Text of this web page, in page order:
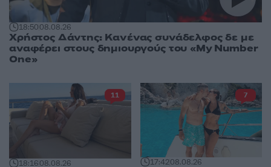
18:5008.08.26
Χρήστος Δάντης: Κανένας συνάδελφος δε με
αναφέρει στους δημιουργούς του «My Number
One»
18:1608.08.26
11
17:4208.08.26
7